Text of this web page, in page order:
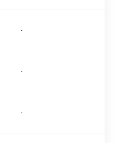
-
-
-